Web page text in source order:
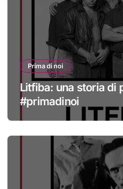
Prima di noi
Litfiba: una storia di
#primadinoi